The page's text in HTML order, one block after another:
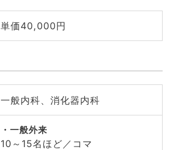
単価40,000円
一般内科、消化器内科
一般外来
10～15名ほど／コマ